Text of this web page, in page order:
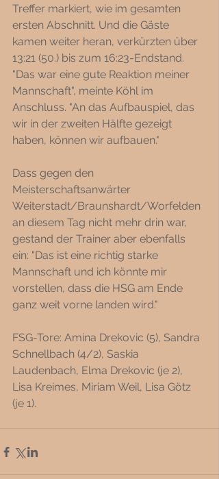
Treffer markiert, wie im gesamten
ersten Abschnitt. Und die Gäste
kamen weiter heran, verkürzten über
13:21 (50.) bis zum 16:23-Endstand.
"Das war eine gute Reaktion meiner
Mannschaft", meinte Köhl im
Anschluss. "An das Aufbauspiel, das
wir in der zweiten Hälfte gezeigt
haben, können wir aufbauen."
Dass gegen den
Meisterschaftsanwärter
Weiterstadt/Braunshardt/Worfelden
an diesem Tag nicht mehr drin war,
gestand der Trainer aber ebenfalls
ein: "Das ist eine richtig starke
Mannschaft und ich könnte mir
vorstellen, dass die HSG am Ende
ganz weit vorne landen wird."
FSG-Tore: Amina Drekovic (5), Sandra
Schnellbach (4/2), Saskia
Laudenbach, Elma Drekovic (je 2),
Lisa Kreimes, Miriam Weil, Lisa Götz
(je 1).